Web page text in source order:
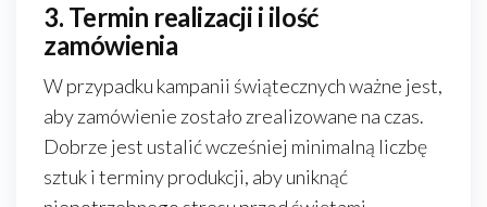
3. Termin realizacji i ilość
zamówienia
W przypadku kampanii świątecznych ważne jest,
aby zamówienie zostało zrealizowane na czas.
Dobrze jest ustalić wcześniej minimalną liczbę
sztuk i terminy produkcji, aby uniknąć